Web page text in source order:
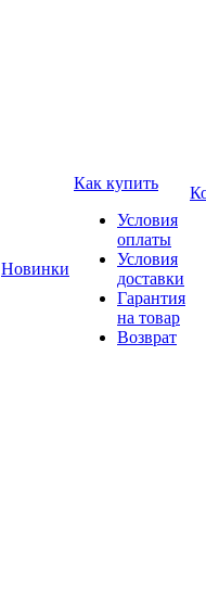
Новинки
Как купить
Условия
оплаты
Условия
доставки
Гарантия
на товар
Возврат